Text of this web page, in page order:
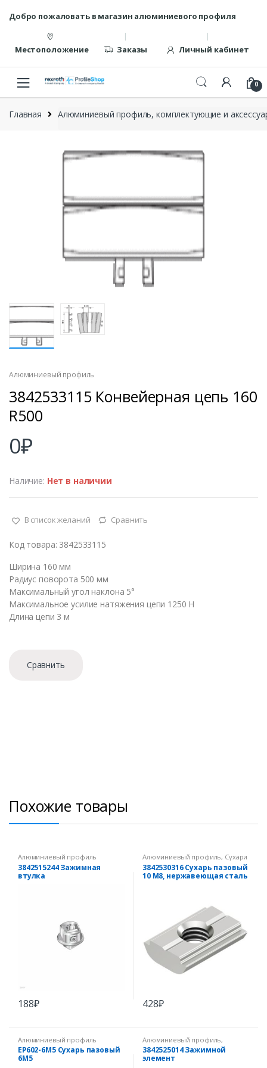
содержанию
Добро пожаловать в магазин алюминиевого профиля
Местоположение Заказы Личный кабинет
0
Главная Алюминиевый профиль, комплектующие и
Алюминиевый профиль
3842533115 Конвейерная цепь 160
R500
0₽
Наличие: Нет в наличии
В список желаний Сравнить
Код товара: 3842533115
Ширина 160 мм
Радиус поворота 500 мм
Максимальный угол наклона 5°
Максимальное усилие натяжения цепи 1250 Н
Длина цепи 3 м
Сравнить
Похожие товары
Алюминиевый профиль
3842515244 Зажимная
втулка
188₽
Алюминиевый профиль, Сухари
для паза 10 мм
3842530316 Сухарь пазовый
10 M8, нержавеющая сталь
428₽
Алюминиевый профиль
EP602-6M5 Сухарь пазовый
6М5
Алюминиевый профиль,
Защитный и уплотнительный
профиль
3842525014 Зажимной
элемент